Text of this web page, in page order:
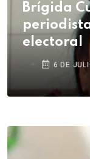
Brígida
electoral
6 DE